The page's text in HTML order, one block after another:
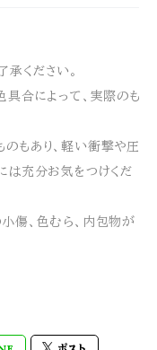
ください。
具合によって、実際のも
もあり、軽い衝撃や圧
は充分お気をつけくだ
傷、色むら、内包物が